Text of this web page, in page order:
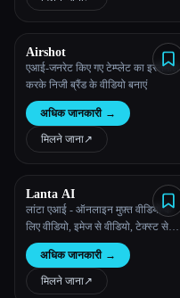
Airshot
एआई-जनरेट किए गए टेम्प्लेट का इस्तेमाल
करके निजी ब्रैंड के वीडियो बनाएं
अधिक जानकारी →
मिलने जाना↗︎
Lanta AI
लांटा एआई - ऑनलाइन मुफ़्त वीडियो के
लिए वीडियो, इमेज से वीडियो, टेक्स्ट से
वीडियो
अधिक जानकारी →
मिलने जाना↗︎